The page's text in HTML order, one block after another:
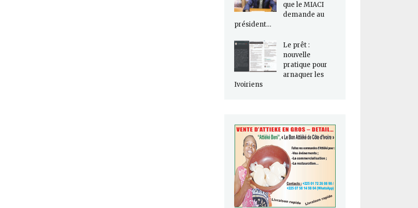
que le MIACI
demande au
président…
Le prêt :
nouvelle
pratique pour
arnaquer les
Ivoiriens